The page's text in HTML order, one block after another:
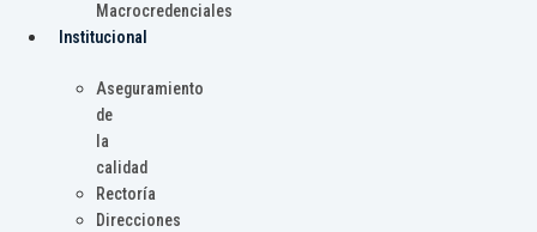
Macrocredenciales
Institucional
Aseguramiento
de
la
calidad
Rectoría
Direcciones